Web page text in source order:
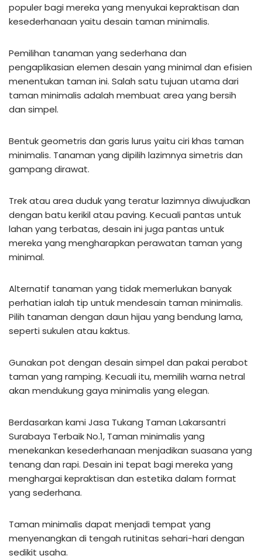
populer bagi mereka yang menyukai kepraktisan dan
kesederhanaan yaitu desain taman minimalis.
Pemilihan tanaman yang sederhana dan
pengaplikasian elemen desain yang minimal dan efisien
menentukan taman ini. Salah satu tujuan utama dari
taman minimalis adalah membuat area yang bersih
dan simpel.
Bentuk geometris dan garis lurus yaitu ciri khas taman
minimalis. Tanaman yang dipilih lazimnya simetris dan
gampang dirawat.
Trek atau area duduk yang teratur lazimnya diwujudkan
dengan batu kerikil atau paving. Kecuali pantas untuk
lahan yang terbatas, desain ini juga pantas untuk
mereka yang mengharapkan perawatan taman yang
minimal.
Alternatif tanaman yang tidak memerlukan banyak
perhatian ialah tip untuk mendesain taman minimalis.
Pilih tanaman dengan daun hijau yang bendung lama,
seperti sukulen atau kaktus.
Gunakan pot dengan desain simpel dan pakai perabot
taman yang ramping. Kecuali itu, memilih warna netral
akan mendukung gaya minimalis yang elegan.
Berdasarkan kami Jasa Tukang Taman Lakarsantri
Surabaya Terbaik No.1, Taman minimalis yang
menekankan kesederhanaan menjadikan suasana yang
tenang dan rapi. Desain ini tepat bagi mereka yang
menghargai kepraktisan dan estetika dalam format
yang sederhana.
Taman minimalis dapat menjadi tempat yang
menyenangkan di tengah rutinitas sehari-hari dengan
sedikit usaha.